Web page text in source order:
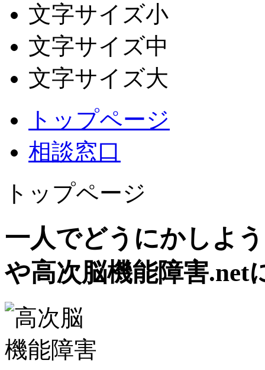
文字サイズ小
文字サイズ中
文字サイズ大
トップページ
相談窓口
トップページ
一人でどうにかしよ
や高次脳機能障害.net